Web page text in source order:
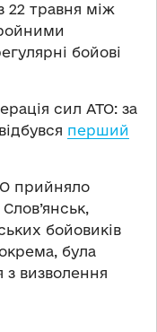
22 травня між
бойові
сил АТО: за
перший
прийняло
бойовиків
була
з визволення